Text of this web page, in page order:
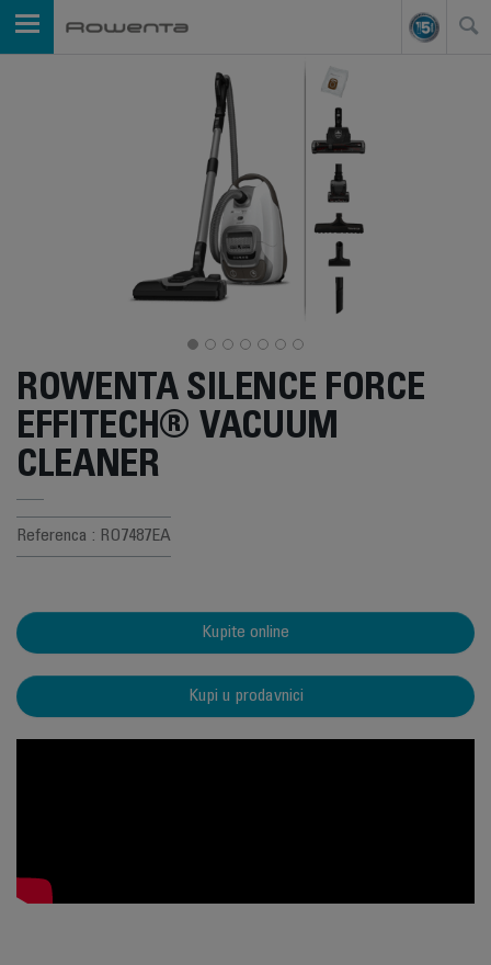
ROWENTA SILENCE FORCE
EFFITECH® VACUUM
CLEANER
Referenca : RO7487EA
Kupite online
Kupi u prodavnici